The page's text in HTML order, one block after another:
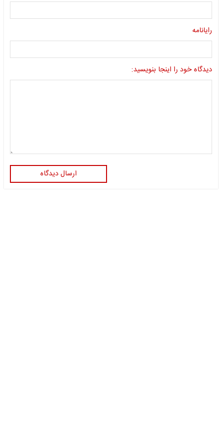
رایانامه
دیدگاه خود را اینجا بنویسید:
ارسال دیدگاه